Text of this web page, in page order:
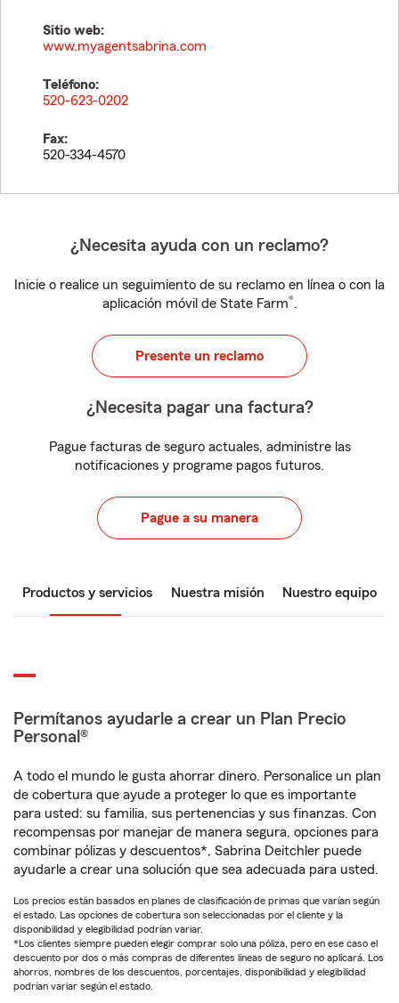
Sitio web:
www.myagentsabrina.com
Teléfono:
520-623-0202
Fax:
520-334-4570
¿Necesita ayuda con un reclamo?
Inicie o realice un seguimiento de su reclamo en línea o con la
aplicación móvil de State Farm®.
Presente un reclamo
¿Necesita pagar una factura?
Pague facturas de seguro actuales, administre las
notificaciones y programe pagos futuros.
Pague a su manera
Productos y servicios Nuestra misión Nuestro equipo
Permítanos ayudarle a crear un Plan Precio
Personal®
A todo el mundo le gusta ahorrar dinero. Personalice un plan
de cobertura que ayude a proteger lo que es importante
para usted: su familia, sus pertenencias y sus finanzas. Con
recompensas por manejar de manera segura, opciones para
combinar pólizas y descuentos*, Sabrina Deitchler puede
ayudarle a crear una solución que sea adecuada para usted.
Los precios están basados en planes de clasificación de primas que varían según
el estado. Las opciones de cobertura son seleccionadas por el cliente y la
disponibilidad y elegibilidad podrían variar.
*Los clientes siempre pueden elegir comprar solo una póliza, pero en ese caso el
descuento por dos o más compras de diferentes líneas de seguro no aplicará. Los
ahorros, nombres de los descuentos, porcentajes, disponibilidad y elegibilidad
podrían variar según el estado.